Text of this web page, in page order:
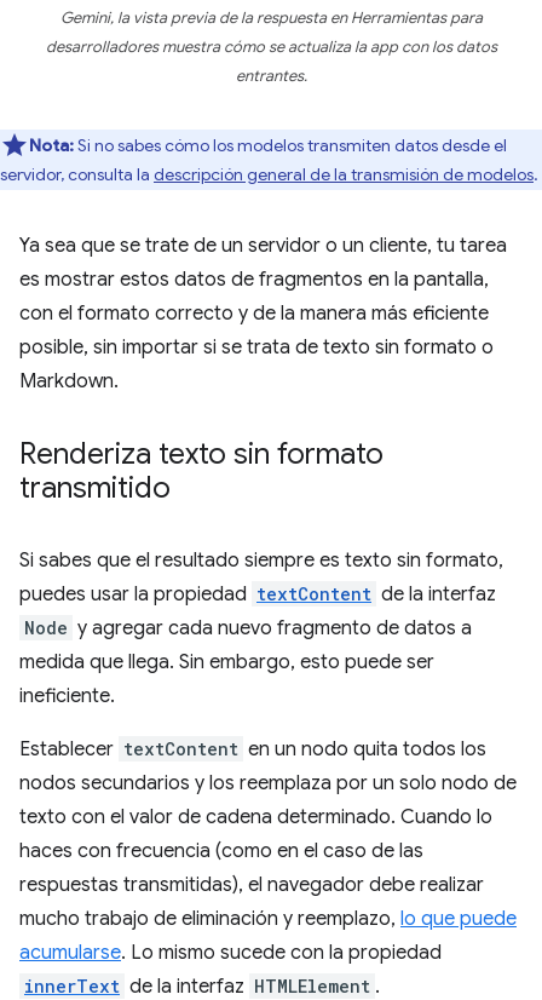
Gemini, la vista previa de la respuesta en Herramientas para
desarrolladores muestra cómo se actualiza la app con los datos
entrantes.
Nota:Si no sabes cómo los modelos transmiten datos desde el
servidor, consulta la descripción general de la transmisión de modelos.
Ya sea que se trate de un servidor o un cliente, tu tarea
es mostrar estos datos de fragmentos en la pantalla,
con el formato correcto y de la manera más eficiente
posible, sin importar si se trata de texto sin formato o
Markdown.
Renderiza texto sin formato
transmitido
Si sabes que el resultado siempre es texto sin formato,
puedes usar la propiedad textContent de la interfaz
Node y agregar cada nuevo fragmento de datos a
medida que llega. Sin embargo, esto puede ser
ineficiente.
Establecer textContent en un nodo quita todos los
nodos secundarios y los reemplaza por un solo nodo de
texto con el valor de cadena determinado. Cuando lo
haces con frecuencia (como en el caso de las
respuestas transmitidas), el navegador debe realizar
mucho trabajo de eliminación y reemplazo, lo que puede
acumularse. Lo mismo sucede con la propiedad
innerText de la interfaz HTMLElement .